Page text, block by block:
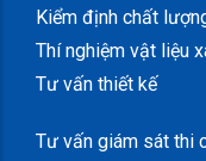
Kiểm định chất
Thí nghiệm vật liệu
Tư vấn thiết kế
Tư vấn giám sát thi